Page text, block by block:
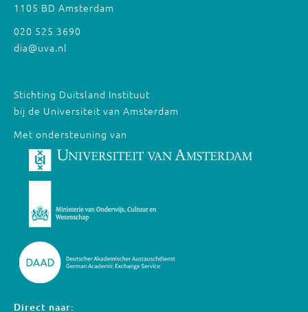
1105 BD Amsterdam
020 525 3690
dia@uva.nl
Stichting Duitsland Instituut
bij de Universiteit van Amsterdam
Met ondersteuning van
Direct naar: